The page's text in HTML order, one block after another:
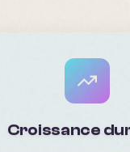
Croissance